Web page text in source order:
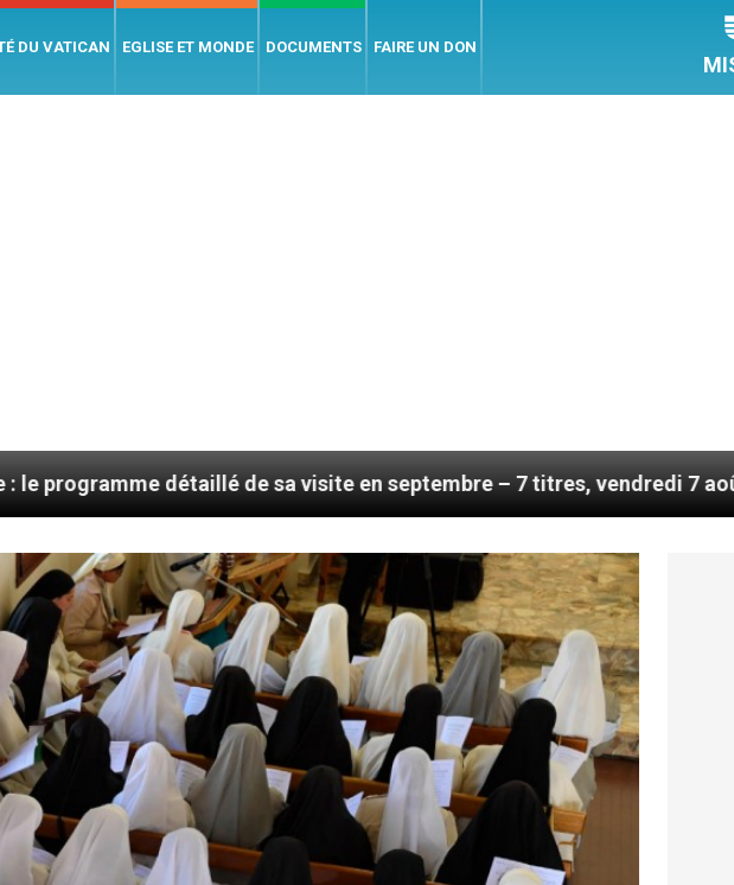
DU VATICAN EGLISE ET MONDE DOCUMENTS FAIRE UN DON
de sa visite en septembre – 7 titres, vendredi 7 août 2026